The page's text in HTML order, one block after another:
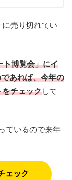
売り切れてい
ト博覧会」にイ
あれば、今年の
をチェックして
ているので来年
ェック